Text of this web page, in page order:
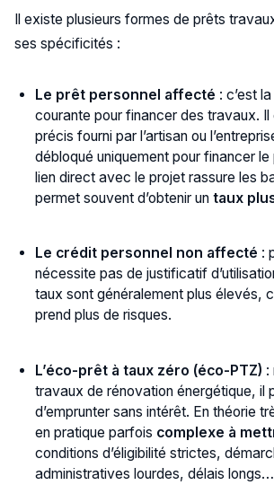
Il existe plusieurs formes de prêts
ses spécificités :
Le prêt personnel affecté : c’est
courante pour financer des travaux. Il
précis fourni par l’artisan ou
débloqué uniquement pour financer
lien direct avec le projet rassure les
permet souvent d’obtenir untaux
Le crédit personnel non affecté :
nécessite pas de justificatif
taux sont généralement plus élevés,
prend plus de risques.
L’éco-prêt à taux zéro (éco-PTZ) :
travaux de rénovation énergétique, il
d’emprunter sans intérêt. En théorie
en pratique parfois complexe à
conditions d’éligibilité strictes,
administratives lourdes, délais